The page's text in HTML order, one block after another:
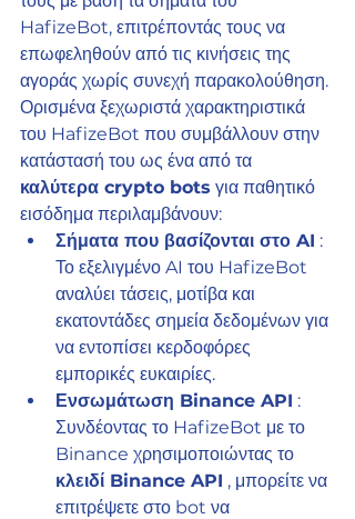
HafizeBot, επιτρέποντάς τους να
επωφεληθούν από τις κινήσεις της
αγοράς χωρίς συνεχή παρακολούθηση.
Ορισμένα ξεχωριστά χαρακτηριστικά
του HafizeBot που συμβάλλουν στην
κατάστασή του ως ένα από τα
καλύτερα crypto bots για παθητικό
εισόδημα περιλαμβάνουν:
Σήματα που βασίζονται στο AI :
Το εξελιγμένο AI του HafizeBot
αναλύει τάσεις, μοτίβα και
εκατοντάδες σημεία δεδομένων για
να εντοπίσει κερδοφόρες
εμπορικές ευκαιρίες.
Ενσωμάτωση Binance API :
Συνδέοντας το HafizeBot με το
Binance χρησιμοποιώντας το
κλειδί Binance API , μπορείτε να
επιτρέψετε στο bot να